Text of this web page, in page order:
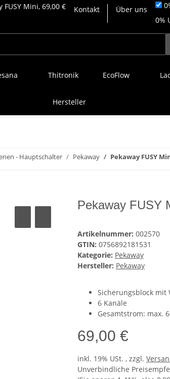
Kontakt Über uns
0%
Thitronik EcoFlow
Hersteller
- Hauptschalter Pekaway Pekaway FUSY
Pekaway FUSY
Artikelnummer: 002570
GTIN: 0756892181531
Kategorie: Pekaway
Hersteller: Pekaway
Sicherungsblock mit
6 Kanäle
Gesamtstrom: max.
69,00 €
inkl. 19% USt. , zzgl.
Unverbindliche